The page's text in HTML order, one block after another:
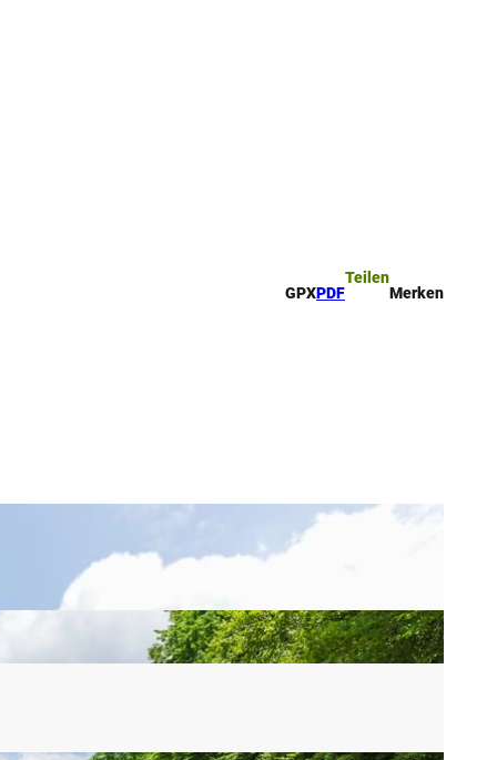
GPXPDF
Teilen
Merken